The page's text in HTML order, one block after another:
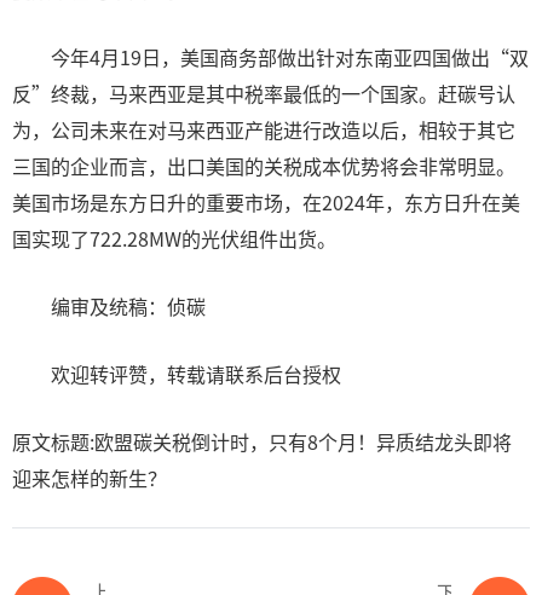
今年4月19日，美国商务部做出针对东南亚四国做出“双
反”终裁，马来西亚是其中税率最低的一个国家。赶碳号认
为，公司未来在对马来西亚产能进行改造以后，相较于其它
三国的企业而言，出口美国的关税成本优势将会非常明显。
美国市场是东方日升的重要市场，在2024年，东方日升在美
国实现了722.28MW的光伏组件出货。
编审及统稿：侦碳
欢迎转评赞，转载请联系后台授权
原文标题:欧盟碳关税倒计时，只有8个月！异质结龙头即将
迎来怎样的新生？